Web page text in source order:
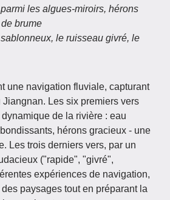
les algues-miroirs, hérons
brume
le ruisseau givré, le
une navigation fluviale, capturant
Jiangnan. Les six premiers vers
de la rivière : eau
hérons gracieux - une
Les trois derniers vers, par un
("rapide", "givré",
expériences de navigation,
paysages tout en préparant la